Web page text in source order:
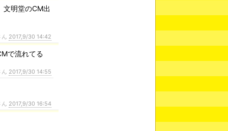
文明堂のCM出
2017,9/30 14:42
で流れてる
2017,9/30 14:55
2017,9/30 16:54